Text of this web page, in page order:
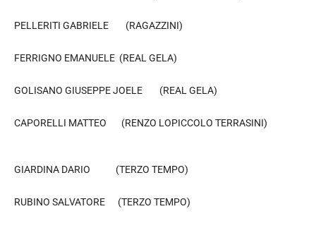
PELLERITI GABRIELE (RAGAZZINI)
FERRIGNO EMANUELE (REAL GELA)
GOLISANO GIUSEPPE JOELE (REAL GELA)
CAPORELLI MATTEO (RENZO LOPICCOLO TERRASINI)
GIARDINA DARIO (TERZO TEMPO)
RUBINO SALVATORE (TERZO TEMPO)